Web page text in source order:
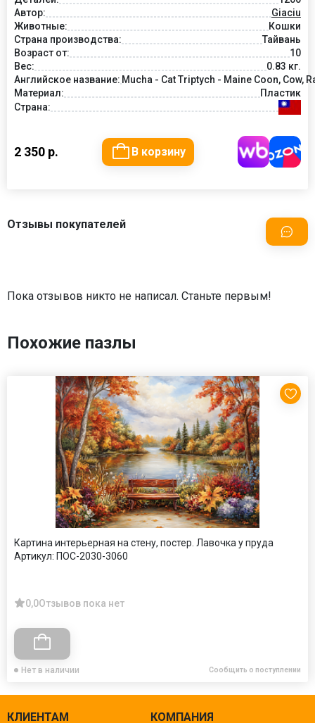
Автор:
Giaciu
Животные:
Кошки
Страна производства:
Тайвань
Возраст от:
10
Вес:
0.83 кг.
Английское название: Mucha - Cat Triptych - Maine Coon, Cow,
Материал:
Пластик
Страна:
2 350 р. В корзину
Отзывы покупателей
Пока отзывов никто не написал. Станьте первым!
Похожие пазлы
Картина интерьерная на стену, постер. Лавочка у пруда
Артикул: ПОС-2030-3060
0,0Отзывов пока нет
Нет в наличии Сообщить о поступлении
КЛИЕНТАМ КОМПАНИЯ